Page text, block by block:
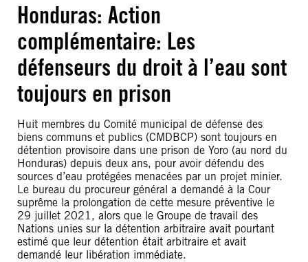
Honduras: Action
complémentaire: Les
défenseurs du droit à l’eau sont
toujours en prison
Huit membres du Comité municipal de défense des
biens communs et publics (CMDBCP) sont toujours en
détention provisoire dans une prison de Yoro (au nord du
Honduras) depuis deux ans, pour avoir défendu des
sources d’eau protégées menacées par un projet minier.
Le bureau du procureur général a demandé à la Cour
suprême la prolongation de cette mesure préventive le
29 juillet 2021, alors que le Groupe de travail des
Nations unies sur la détention arbitraire avait pourtant
estimé que leur détention était arbitraire et avait
demandé leur libération immédiate.